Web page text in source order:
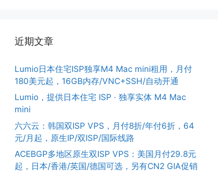
近期文章
Lumio日本住宅ISP独享M4 Mac mini租用，月付
180美元起，16GB内存/VNC+SSH/自动开通
Lumio，提供日本住宅 ISP · 独享实体 M4 Mac
mini
六六云：韩国双ISP VPS，月付8折/年付6折，64
元/月起，原生IP/双ISP/国际线路
ACEBGP多地区原生双ISP VPS：美国月付29.8元
起，日本/香港/英国/德国可选，另有CN2 GIA促销